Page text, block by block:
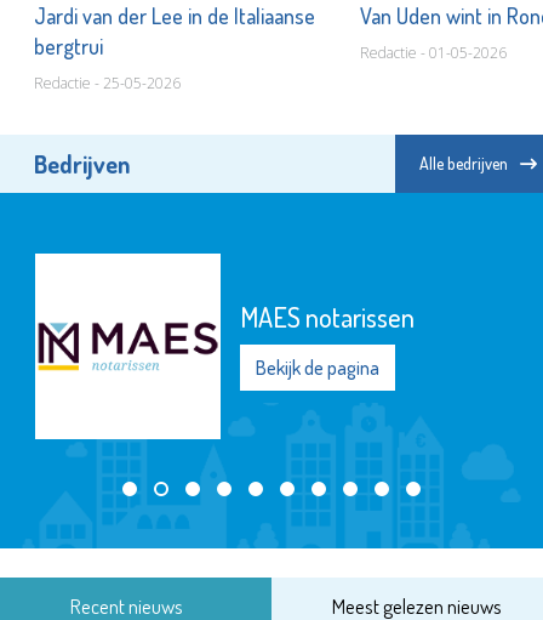
Jardi van der Lee in de Italiaanse
bergtrui
Redactie - 25-05-2026
Van Uden wint in
Redactie - 01-05-2026
Bedrijven Alle bedrijven
MAES notarissen
Bekijk de pagina
Recent nieuws Meest gelezen nieuws